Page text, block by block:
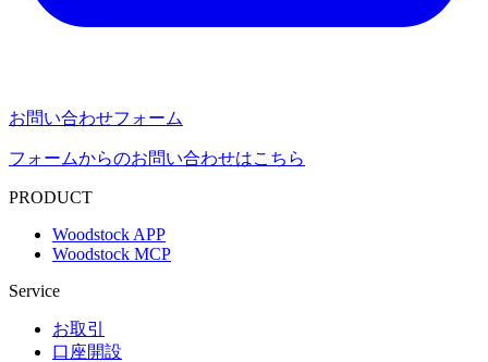
お問い合わせフォーム
フォームからのお問い合わせはこちら
PRODUCT
Woodstock APP
Woodstock MCP
Service
お取引
口座開設